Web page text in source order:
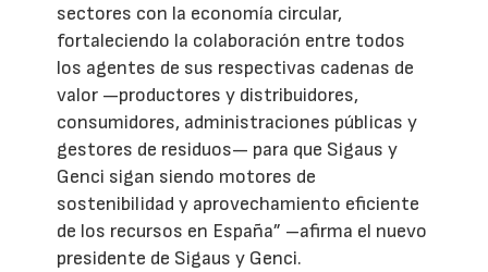
sectores con la economía circular,
fortaleciendo la colaboración entre todos
los agentes de sus respectivas cadenas de
valor —productores y distribuidores,
consumidores, administraciones públicas y
gestores de residuos— para que Sigaus y
Genci sigan siendo motores de
sostenibilidad y aprovechamiento eficiente
de los recursos en España” –afirma el nuevo
presidente de Sigaus y Genci.